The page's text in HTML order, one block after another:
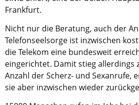
Frankfurt.
Nicht nur die Beratung, auch der
Telefonseelsorge ist inzwischen
die Telekom eine bundesweit
eingerichtet. Damit stieg allerdings
Anzahl der Scherz- und Sexanrufe,
sie aber inzwischen wieder